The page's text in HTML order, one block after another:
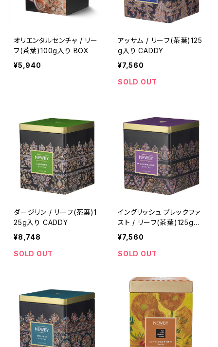
オリエンタルセンチャ / リー
フ(茶葉)100g入り BOX
¥5,940
アッサム / リーフ(茶葉)125
g入り CADDY
¥7,560
SOLD OUT
ダージリン / リーフ(茶葉)1
25g入り CADDY
¥8,748
SOLD OUT
イングリッシュ ブレックファ
スト / リーフ(茶葉)125g入
り CADDY
¥7,560
SOLD OUT